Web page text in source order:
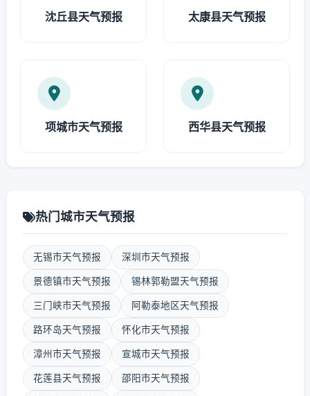
沈丘县天气预报 太康县天气预报
项城市天气预报 西华县天气预报
热门城市天气预报
无锡市天气预报 深圳市天气预报
景德镇市天气预报 锡林郭勒盟天气预报
三门峡市天气预报 阿勒泰地区天气预报
路环岛天气预报 怀化市天气预报
漳州市天气预报 宣城市天气预报
花莲县天气预报 邵阳市天气预报